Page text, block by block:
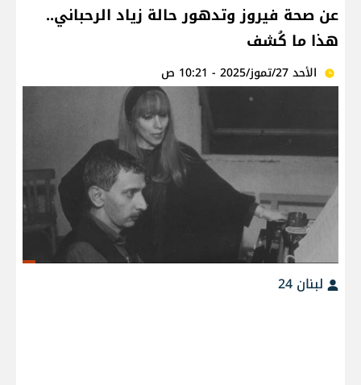
عن صحة فيروز وتدهور حالة زياد الرحباني..
هذا ما كُشف
الأحد 27/تموز/2025 - 10:21 ص
لبنان 24